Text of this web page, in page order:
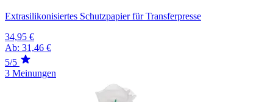
Extrasilikonisiertes Schutzpapier für Transferpresse
34,95 €
Ab: 31,46 €
5/5
3 Meinungen